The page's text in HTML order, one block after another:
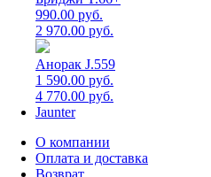
990.00 руб.
2 970.00 руб.
Анорак J.559
1 590.00 руб.
4 770.00 руб.
Jaunter
О компании
Оплата и доставка